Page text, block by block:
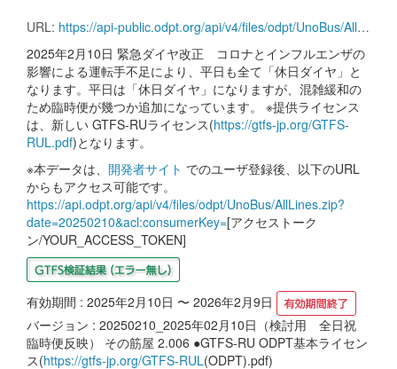
URL: https://api-public.odpt.org/api/v4/files/odpt/UnoBus/AllLines.zip?date=20250210
2025年2月10日 緊急ダイヤ改正 コロナとインフルエンザの
影響による運転手不足により、平日も全て「休日ダイヤ」と
なります。平日は「休日ダイヤ」になりますが、混雑緩和の
ため臨時便が幾つか追加になっています。 ※提供ライセンス
は、新しい GTFS-RUライセンス(https://gtfs-jp.org/GTFS-
RUL.pdf)となります。
※本データは、 開発者サイト でのユーザ登録後、以下のURL
からもアクセス可能です。
https://api.odpt.org/api/v4/files/odpt/UnoBus/AllLines.zip?
date=20250210&acl:consumerKey=[アクセストーク
ン/YOUR_ACCESS_TOKEN]
有効期間 : 2025年2月10日 〜 2026年2月9日
バージョン : 20250210_2025年02月10日（検討用 全日祝
臨時便反映） その筋屋 2.006 ●GTFS-RU ODPT基本ライセン
ス(https://gtfs-jp.org/GTFS-RUL(ODPT).pdf)